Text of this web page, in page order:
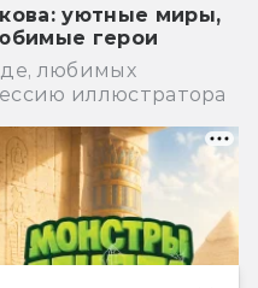
уютные миры,
герои
любимых
иллюстратора